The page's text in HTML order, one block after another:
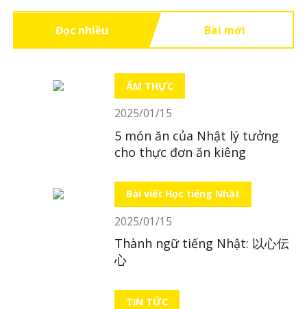
Đọc nhiều Bài mới
ẨM THỰC
2025/01/15
5 món ăn của Nhật lý tưởng
cho thực đơn ăn kiêng
Bài viết Học tiếng Nhật
2025/01/15
Thành ngữ tiếng Nhật: 以心伝
心
TIN TỨC